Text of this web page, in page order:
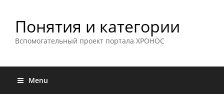
Понятия и категории
Вспомогательный проект портала ХРОНОС
Menu